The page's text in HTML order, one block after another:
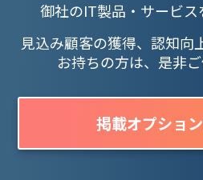
御社のIT製品・サービス
見込み顧客の獲得、認知向
お持ちの方は、是非ご
掲載オプショ